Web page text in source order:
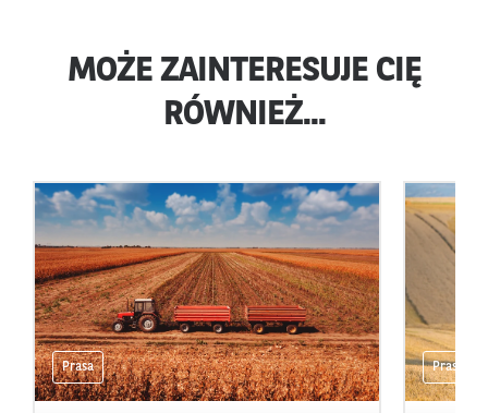
MOŻE ZAINTERESUJE CIĘ
RÓWNIEŻ...
Prasa Prasa